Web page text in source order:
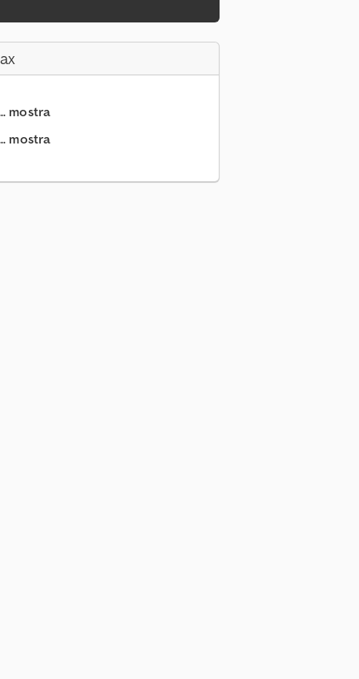
mostra
mostra